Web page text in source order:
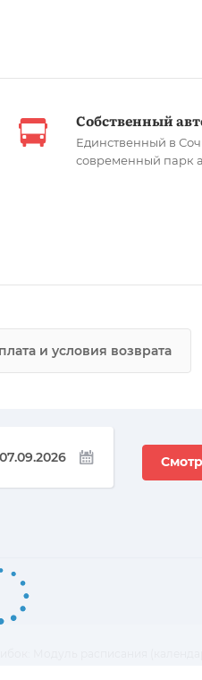
Собственный
Единственный в
современный парк
и условия возврата